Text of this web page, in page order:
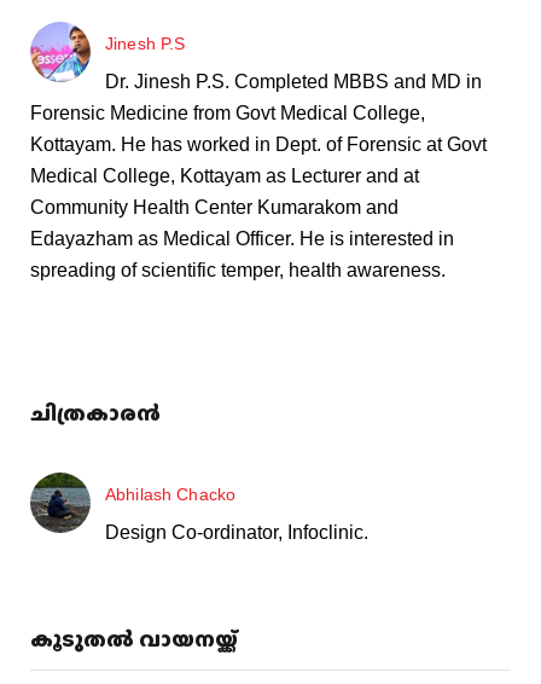
Jinesh P.S
Dr. Jinesh P.S. Completed MBBS and MD in
Forensic Medicine from Govt Medical College,
Kottayam. He has worked in Dept. of Forensic at Govt
Medical College, Kottayam as Lecturer and at
Community Health Center Kumarakom and
Edayazham as Medical Officer. He is interested in
spreading of scientific temper, health awareness.
ചിത്രകാരൻ
Abhilash Chacko
Design Co-ordinator, Infoclinic.
കൂടുതൽ വായനയ്ക്ക്